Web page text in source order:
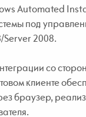
Automated
под
2008.
со
клиенте
браузер,